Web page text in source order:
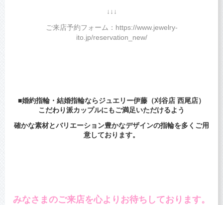
↓↓↓
ご来店予約フォーム：https://www.jewelry-
ito.jp/reservation_new/
■婚約指輪・結婚指輪ならジュエリー伊藤（刈谷店 西尾店）
こだわり派カップルにもご満足いただけるよう
確かな素材とバリエーション豊かなデザインの指輪を多くご用
意しております。
みなさまのご来店を心よりお待ちしております。